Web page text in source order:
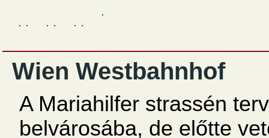
Wien Westbahnhof
A Mariahilfer strassén
belvárosába, de előtte